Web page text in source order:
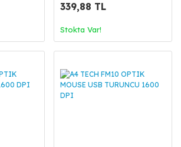
339,88 TL
Stokta Var!